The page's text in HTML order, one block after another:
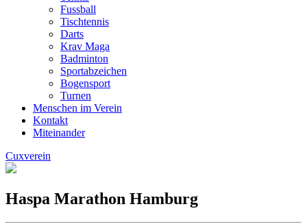
Fussball
Tischtennis
Darts
Krav Maga
Badminton
Sportabzeichen
Bogensport
Turnen
Menschen im Verein
Kontakt
Miteinander
Cuxverein
Haspa Marathon Hamburg